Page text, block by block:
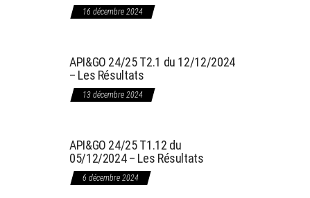
16 décembre 2024
API&GO 24/25 T2.1 du 12/12/2024
– Les Résultats
13 décembre 2024
API&GO 24/25 T1.12 du
05/12/2024 – Les Résultats
6 décembre 2024